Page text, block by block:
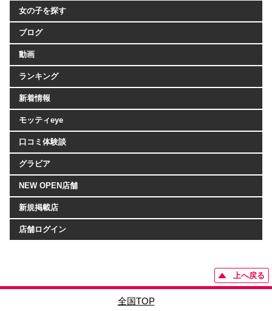
女の子を探す
ブログ
動画
ランキング
新着情報
モッティeye
口コミ体験談
グラビア
NEW OPEN店舗
新規掲載店
店舗ログイン
上へ戻る
全国TOP